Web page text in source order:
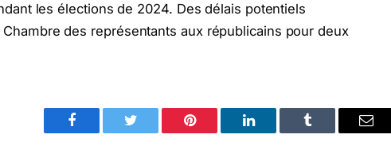
les élections de 2024. Des délais potentiels
des représentants aux républicains pour deux
Facebook Twitter Pinterest LinkedIn Tumblr